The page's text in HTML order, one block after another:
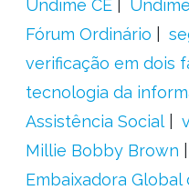
Undime CE
Fórum Ordinário
verificação em dois
tecnologia da
Assistência Social
Millie Bobby Brown
Embaixadora Global